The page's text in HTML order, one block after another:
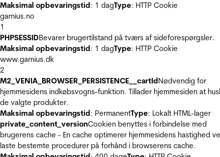
Maksimal opbevaringstid: 1 dagType: HTTP Cookie
garnius.no
1
PHPSESSIDBevarer brugertilstand på tværs af sideforespørgsler.
Maksimal opbevaringstid: 1 dagType: HTTP Cookie
www.garnius.dk
2
M2_VENIA_BROWSER_PERSISTENCE__cartIdNødvendig for
hjemmesidens indkøbsvogns-funktion. Tillader hjemmesiden at
de valgte produkter.
Maksimal opbevaringstid: PermanentType: Lokalt HTML-lager
private_content_versionCookien benyttes i forbindelse med
brugerens cache - En cache optimerer hjemmesidens hastighed
laste bestemte procedurer på forhånd i browserens cache.